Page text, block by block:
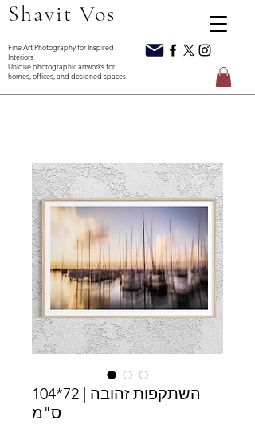
Shavit Vos
Interiors
homes, offices, and designed spaces.
השתקפות זהובה | 72*104
ס"מ